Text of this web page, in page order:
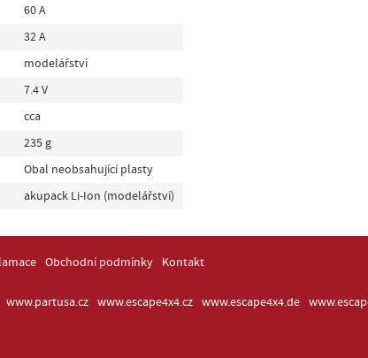
60 A
32 A
modelářství
7.4 V
cca
235 g
Obal neobsahující plasty
akupack Li-Ion (modelářství)
Obchodní podmínky Kontakt
www.partusa.cz www.escape4x4.cz www.escape4x4.de